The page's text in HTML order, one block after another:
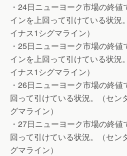
・24日ニューヨーク市場の終
インを上回って引けている状況
イナス1シグマライン）
・25日ニューヨーク市場の終
インを上回って引けている状況
イナス1シグマライン）
・26日ニューヨーク市場の終
回って引けている状況。（セン
グマライン）
・27日ニューヨーク市場の終
回って引けている状況。（セン
グマライン）